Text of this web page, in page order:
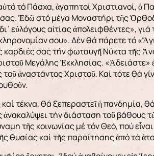
τό Πάσχα, ἀγαπητοί Χριστιανοί, ὁ
Ἐδῶ στό μέγα Μοναστήρι τῆς
εὐλόγους αἰτίας ἀπολειφθέντες»,
σου». Δέν θά πάρετε τό
καρδιές σας τήν φωταυγῆ Νύκτα τῆς
Μεγάλης Ἐκκλησίας.
ἀναστάντος Χριστοῦ. Καί τότε θά
τέκνα, θά ξεπεραστεῖ ἡ πανδημία,
ἀνακαλύψει τήν διάσταση τοῦ βάθους
τῆς κοινωνίας μέ τόν Θεό, πού
θυσίας καί τῆς παραίτησης ἀπό τά